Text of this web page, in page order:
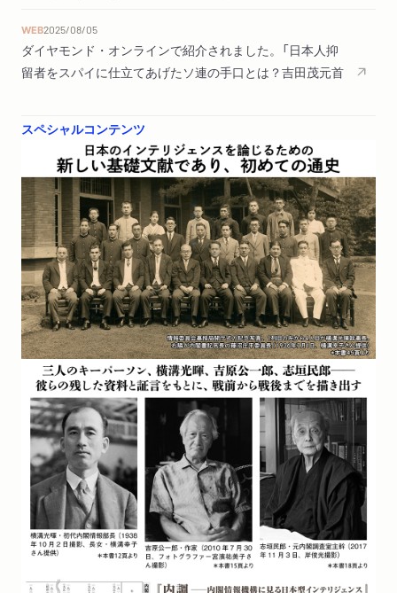
WEB2025/08/05
ダイヤモンド・オンラインで紹介されました。「日本人抑
留者をスパイに仕立てあげたソ連の手口とは？吉田茂元首
WEB2025/08/04
ダイヤモンド・オンラインで紹介されました。「ALSOK創
業者が首相に直訴！日本にも諜報機関が必要な理由「弱い
ウサギには大きな耳がある」」
新聞2025/07/19
朝日新聞「書評委員19人の「夏に読みたい3点」」で紹介され
ました。（評者：御厨貴さん）
新聞2025/07/05
毎日新聞「今週の本棚」で紹介されました。（評者：加藤陽
子さん）
新聞2025/06/07
日本経済新聞「この一冊」で紹介されました。（評者：井上
寿一さん）「敗戦後、思想戦から心理戦へ」
スペシャルコンテンツ